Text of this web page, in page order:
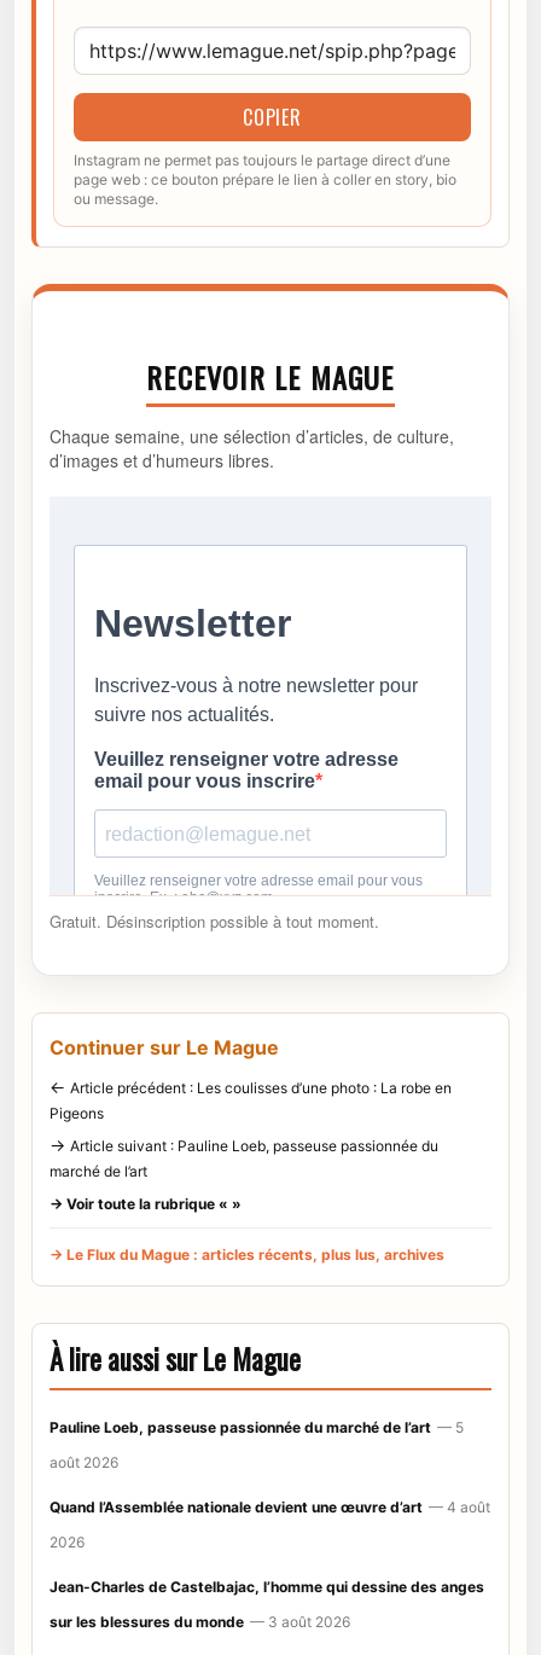
COPIER
Instagram ne permet pas toujours le partage direct d’une
page web : ce bouton prépare le lien à coller en story, bio
ou message.
RECEVOIR LE MAGUE
Chaque semaine, une sélection d’articles, de culture,
d’images et d’humeurs libres.
Gratuit. Désinscription possible à tout moment.
Continuer sur Le Mague
← Article précédent : Les coulisses d’une photo : La robe en
Pigeons
→ Article suivant : Pauline Loeb, passeuse passionnée du
marché de l’art
→ Voir toute la rubrique « »
→ Le Flux du Mague : articles récents, plus lus, archives
À lire aussi sur Le Mague
Pauline Loeb, passeuse passionnée du marché de l’art — 5
août 2026
Quand l’Assemblée nationale devient une œuvre d’art — 4 août
2026
Jean-Charles de Castelbajac, l’homme qui dessine des anges
sur les blessures du monde — 3 août 2026